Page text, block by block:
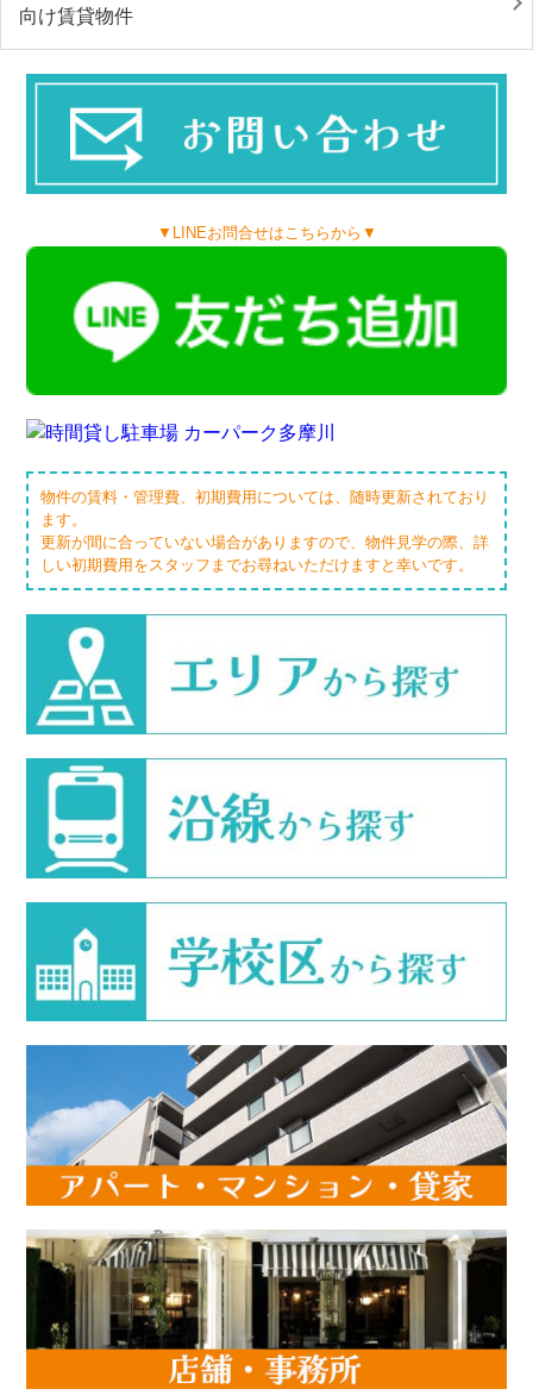
向け賃貸物件
▼LINEお問合せはこちらから▼
物件の賃料・管理費、初期費用については、随時更新されており
ます。
更新が間に合っていない場合がありますので、物件見学の際、詳
しい初期費用をスタッフまでお尋ねいただけますと幸いです。